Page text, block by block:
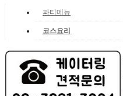
파티메뉴
코스요리